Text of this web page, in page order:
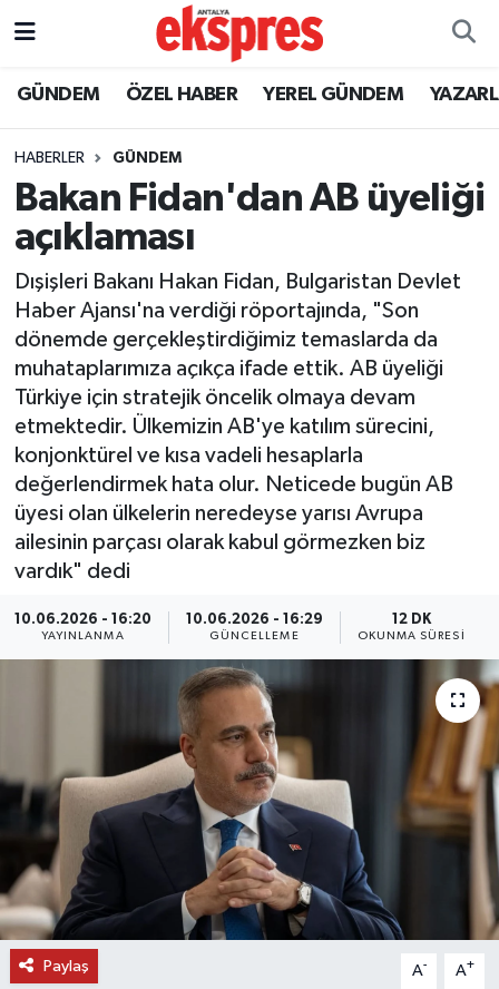
GÜNDEM ÖZEL HABER YEREL GÜNDEM
HABERLER GÜNDEM
Bakan Fidan'dan AB üyeliği
açıklaması
Dışişleri Bakanı Hakan Fidan, Bulgaristan Devlet
Haber Ajansı'na verdiği röportajında, "Son
dönemde gerçekleştirdiğimiz temaslarda da
muhataplarımıza açıkça ifade ettik. AB üyeliği
Türkiye için stratejik öncelik olmaya devam
etmektedir. Ülkemizin AB'ye katılım sürecini,
konjonktürel ve kısa vadeli hesaplarla
değerlendirmek hata olur. Neticede bugün AB
üyesi olan ülkelerin neredeyse yarısı Avrupa
ailesinin parçası olarak kabul görmezken biz
vardık" dedi
10.06.2026 - 16:20
YAYINLANMA
10.06.2026 - 16:29
GÜNCELLEME
12 DK
OKUNMA SÜRESI
Paylaş A- A+
ÖZEL HABER
YEREL GÜNDEM
EKONOMİ
KÜLTÜR - SANAT
SPOR
SİYASET
SAĞLIK
DÜNYA
VİDEO HABERLER
YAZARLAR
RESMİ İLAN
MAGAZİN
Nöbetçi Eczaneler
Trafik Durumu
Süper Lig Puan Durumu ve Fikstür
Tüm Manşetler
Son Dakika Haberleri
Haber Arşivi